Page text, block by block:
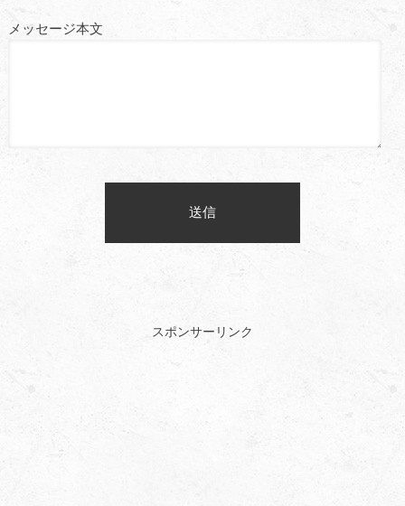
メッセージ本文
スポンサーリンク